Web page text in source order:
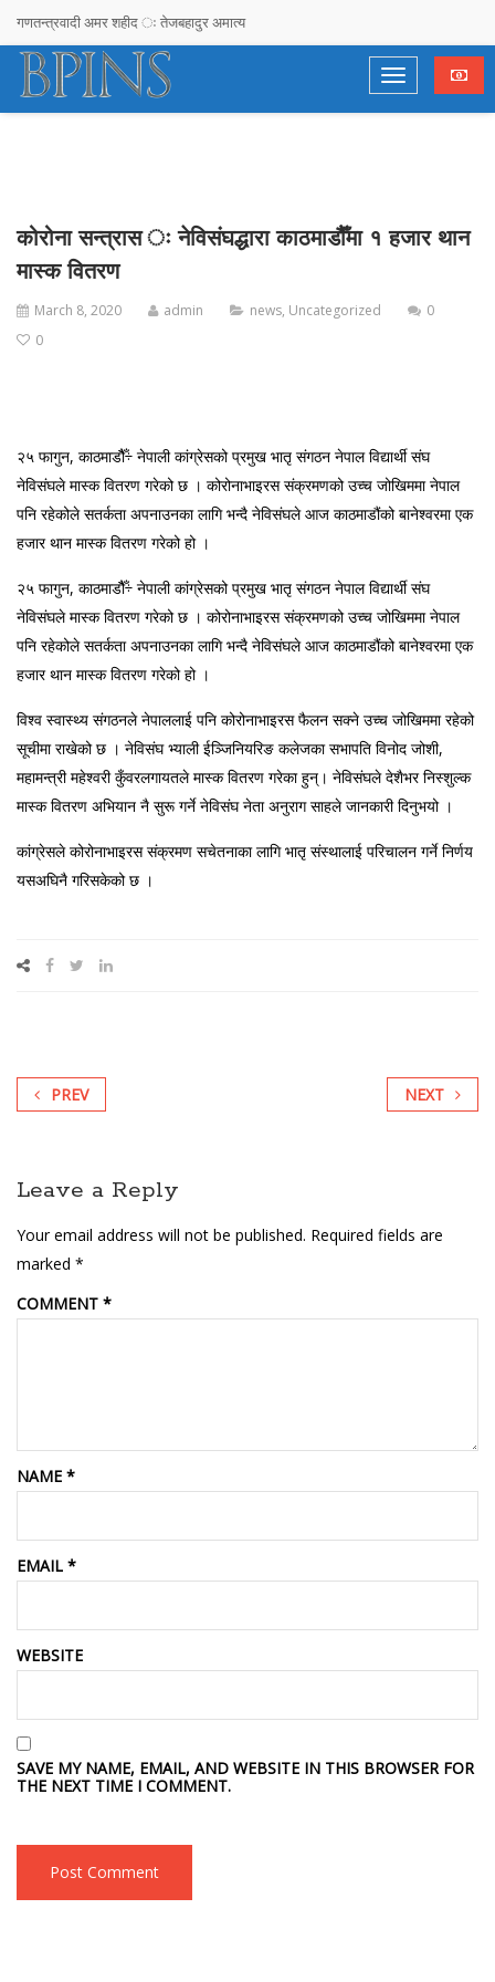
गणतन्त्रवादी अमर शहीद ः तेजबहादुर अमात्य
सरकारलाई ओलीको चेतावनी : दोषी उम्काउने र निर्दोष फसाउने प्रयास नगर्दा हुन्छ
देश, दल र दलदल !
अचम्मको देश !
Sociocracy, Time To Reinvent Democracy eepak Raj Joshi
स्व .लक्ष्मण सिंह थापा प्रति वीपी विचार राष्ट्रिय समाजबाट हार्दिक श्रद्धाञ्जली
कोरोना सन्त्रास ः नेविसंघद्धारा काठमाडौैँमा १ हजार थान
मास्क वितरण
March 8, 2020 admin news, Uncategorized
0
0
२५ फागुन, काठमाडौैँ÷ नेपाली कांग्रेसको प्रमुख भातृ संगठन नेपाल विद्यार्थी संघ
नेविसंघले मास्क वितरण गरेको छ । कोरोनाभाइरस संक्रमणको उच्च जोखिममा नेपाल
पनि रहेकोले सतर्कता अपनाउनका लागि भन्दै नेविसंघले आज काठमाडौंको बानेश्वरमा एक
हजार थान मास्क वितरण गरेको हो ।
२५ फागुन, काठमाडौैँ÷ नेपाली कांग्रेसको प्रमुख भातृ संगठन नेपाल विद्यार्थी संघ
नेविसंघले मास्क वितरण गरेको छ । कोरोनाभाइरस संक्रमणको उच्च जोखिममा नेपाल
पनि रहेकोले सतर्कता अपनाउनका लागि भन्दै नेविसंघले आज काठमाडौंको बानेश्वरमा एक
हजार थान मास्क वितरण गरेको हो ।
विश्व स्वास्थ्य संगठनले नेपाललाई पनि कोरोनाभाइरस फैलन सक्ने उच्च जोखिममा रहेको
सूचीमा राखेको छ । नेविसंघ भ्याली ईञ्जिनियरिङ कलेजका सभापति विनोद जोशी,
महामन्त्री महेश्वरी कुँवरलगायतले मास्क वितरण गरेका हुन्। नेविसंघले देशैभर निस्शुल्क
मास्क वितरण अभियान नै सुरू गर्ने नेविसंघ नेता अनुराग साहले जानकारी दिनुभयो ।
कांग्रेसले कोरोनाभाइरस संक्रमण सचेतनाका लागि भातृ संस्थालाई परिचालन गर्ने निर्णय
यसअघिनै गरिसकेको छ ।
PREV NEXT
Leave a Reply
Your email address will not be published. Required fields are
marked *
COMMENT *
NAME *
EMAIL *
WEBSITE
SAVE MY NAME, EMAIL, AND WEBSITE IN THIS BROWSER FOR
THE NEXT TIME I COMMENT.